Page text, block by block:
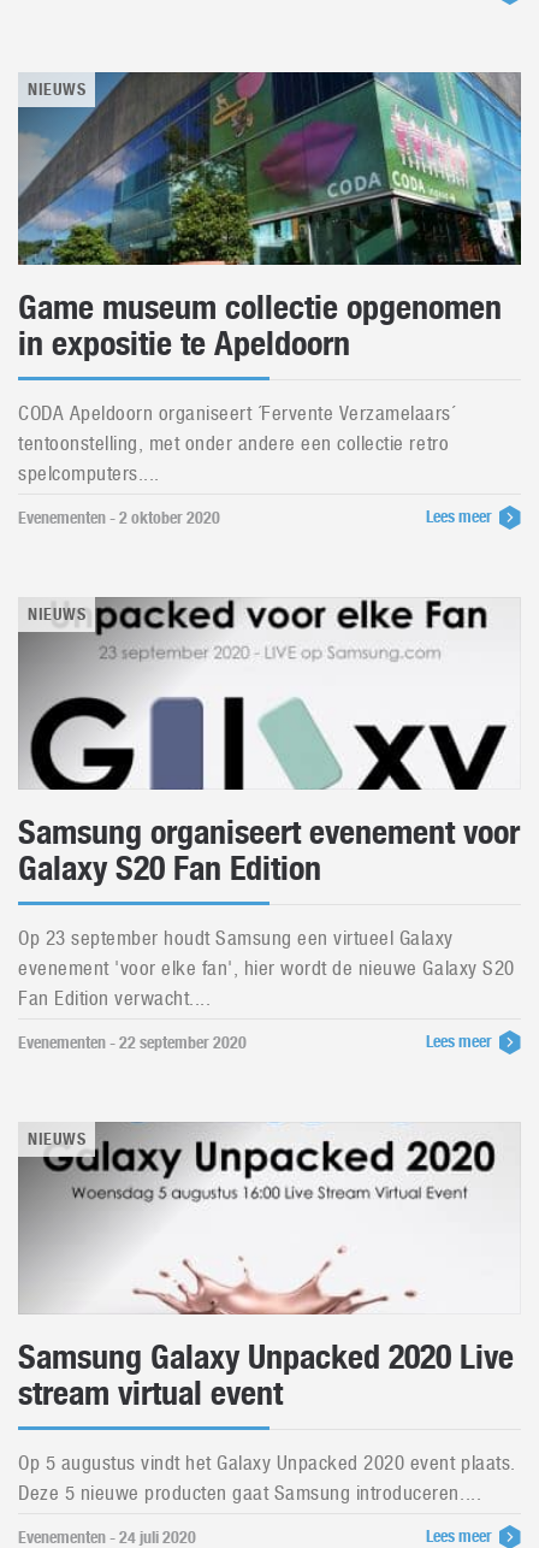
NIEUWS
Game museum collectie opgenomen
in expositie te Apeldoorn
CODA Apeldoorn organiseert ´Fervente Verzamelaars´
tentoonstelling, met onder andere een collectie retro
spelcomputers....
Evenementen - 2 oktober 2020 Lees meer
NIEUWS
Samsung organiseert evenement voor
Galaxy S20 Fan Edition
Op 23 september houdt Samsung een virtueel Galaxy
evenement 'voor elke fan', hier wordt de nieuwe Galaxy S20
Fan Edition verwacht....
Evenementen - 22 september 2020 Lees meer
NIEUWS
Samsung Galaxy Unpacked 2020 Live
stream virtual event
Op 5 augustus vindt het Galaxy Unpacked 2020 event plaats.
Deze 5 nieuwe producten gaat Samsung introduceren....
Evenementen - 24 juli 2020 Lees meer